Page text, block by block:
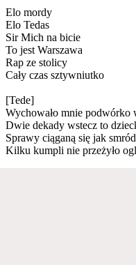
Elo mordy
Elo Tedas
Sir Mich na bicie
To jest Warszawa
Rap ze stolicy
Cały czas sztywniutko
[Tede]
Wychowało mnie podwórko
Dwie dekady wstecz to
Sprawy ciąganą się jak
Kilku kumpli nie przeżyło